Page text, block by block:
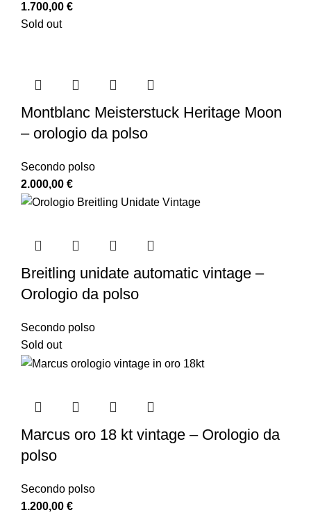
1.700,00 €
Sold out
Montblanc Meisterstuck Heritage Moon
– orologio da polso
Secondo polso
2.000,00 €
Breitling unidate automatic vintage –
Orologio da polso
Secondo polso
Sold out
Marcus oro 18 kt vintage – Orologio da
polso
Secondo polso
1.200,00 €